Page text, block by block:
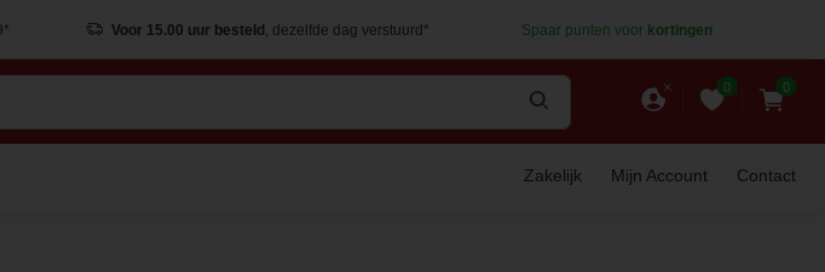
Voor 15.00 uur besteld , dezelfde dag verstuurd* Spaar punten voor kortingen
0 0
Zakelijk Mijn Account Contact